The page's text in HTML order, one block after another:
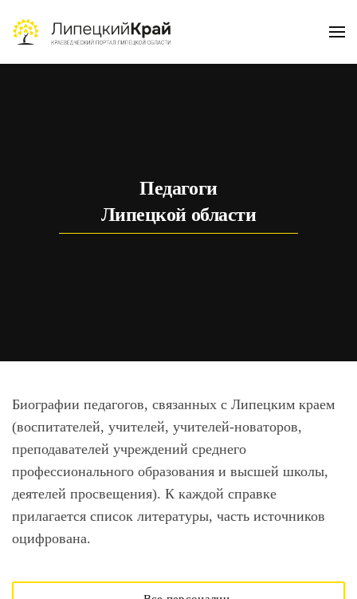
Skip to main content
Педагоги
Липецкой области
Биографии педагогов, связанных с Липецким краем
(воспитателей, учителей, учителей-новаторов,
преподавателей учреждений среднего
профессионального образования и высшей школы,
деятелей просвещения). К каждой справке
прилагается список литературы, часть источников
оцифрована.